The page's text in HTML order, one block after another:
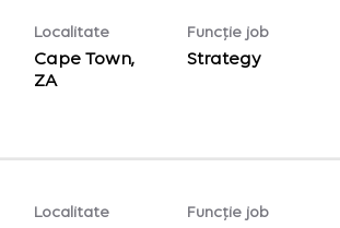
Localitate
Cape Town,
ZA
Funcție job
Strategy
Localitate Funcție job